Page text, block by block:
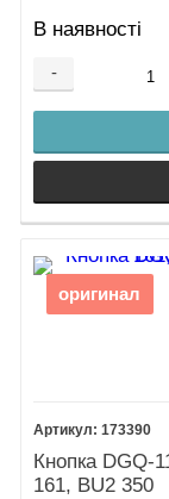
В наявності
-
оригинал
173390
Кнопка DGQ-
161, BU2 350